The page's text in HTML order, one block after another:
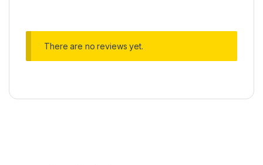
There are no reviews yet.